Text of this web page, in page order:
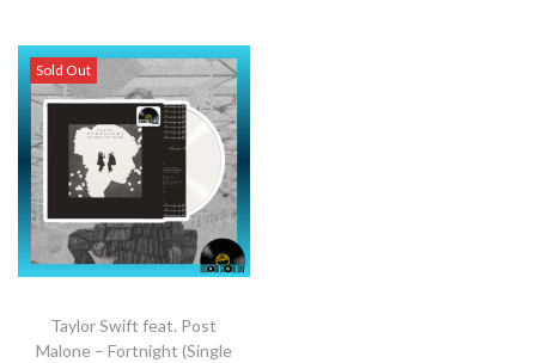
Sold Out
Taylor Swift feat. Post
Malone – Fortnight (Single